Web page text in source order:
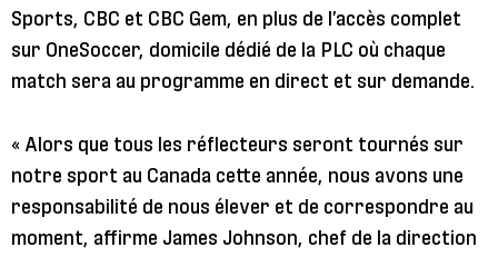
Sports, CBC et CBC Gem, en plus de l’accès complet
sur OneSoccer, domicile dédié de la PLC où chaque
match sera au programme en direct et sur demande.
« Alors que tous les réflecteurs seront tournés sur
notre sport au Canada cette année, nous avons une
responsabilité de nous élever et de correspondre au
moment, affirme James Johnson, chef de la direction